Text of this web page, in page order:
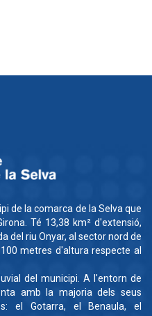
de la comarca de la Selva que
Té 13,38 km² d'extensió,
del riu Onyar, al sector nord de
metres d'altura respecte al
del municipi. A l'entorn de
amb la majoria dels seus
el Gotarra, el Benaula, el